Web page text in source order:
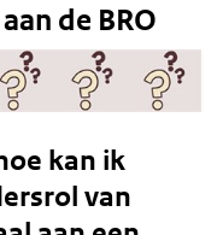
de BRO
kan ik
van